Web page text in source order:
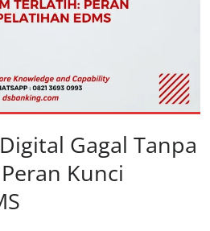
Gagal Tanpa
Kunci